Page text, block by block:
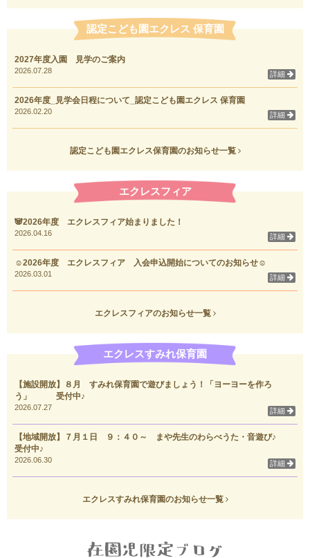
認定こども園エクレス 保育園
2027年度入園 見学のご案内
2026.07.28 詳細
2026年度_見学会日程について_認定こども園エクレス 保育園
2026.02.20 詳細
認定こども園エクレス保育園のお知らせ一覧
エクレスフィア
🐼2026年度 エクレスフィア始まりました！
2026.04.16 詳細
☺2026年度 エクレスフィア 入会申込開始についてのお知らせ☺
2026.03.01 詳細
エクレスフィアのお知らせ一覧
エクレスすみれ保育園
【施設開放】８月 すみれ保育園で遊びましょう！「ヨーヨーを作ろ
う」 受付中♪
2026.07.27 詳細
【地域開放】７月１日 ９：４０～ まや先生のわらべうた・音遊び♪
受付中♪
2026.06.30 詳細
エクレスすみれ保育園のお知らせ一覧